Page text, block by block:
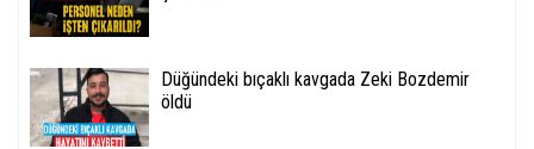
Düğündeki bıçaklı kavgada Zeki Bozdemir
öldü